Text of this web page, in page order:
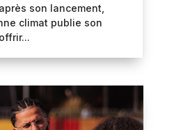
son lancement,
climat publie son